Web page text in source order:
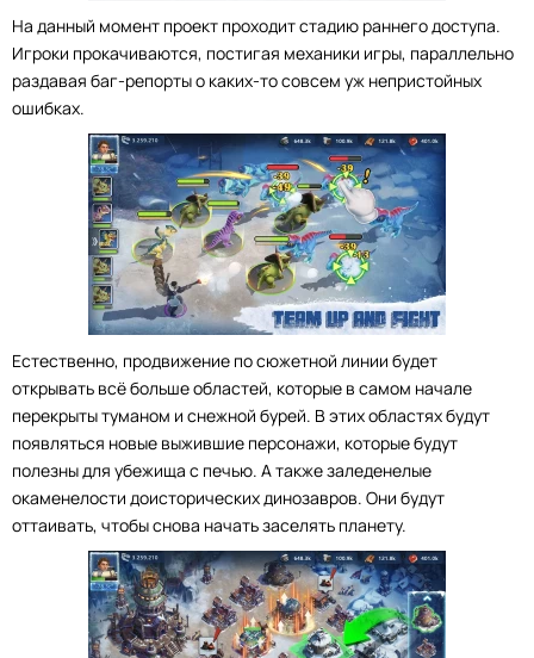
На данный момент проект проходит стадию раннего доступа.
Игроки прокачиваются, постигая механики игры, параллельно
раздавая баг-репорты о каких-то совсем уж непристойных
ошибках.
Естественно, продвижение по сюжетной линии будет
открывать всё больше областей, которые в самом начале
перекрыты туманом и снежной бурей. В этих областях будут
появляться новые выжившие персонажи, которые будут
полезны для убежища с печью. А также заледенелые
окаменелости доисторических динозавров. Они будут
оттаивать, чтобы снова начать заселять планету.